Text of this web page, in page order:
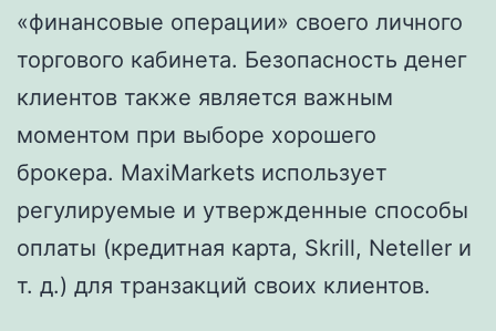
«финансовые операции» своего личного
торгового кабинета. Безопасность денег
клиентов также является важным
моментом при выборе хорошего
брокера. MaxiMarkets использует
регулируемые и утвержденные способы
оплаты (кредитная карта, Skrill, Neteller и
т. д.) для транзакций своих клиентов.